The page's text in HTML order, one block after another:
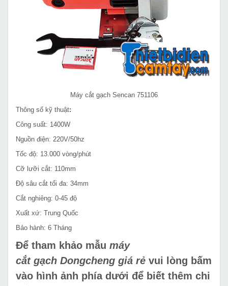
Máy cắt gạch Sencan 751106
Thông số kỹ thuật:
Công suất: 1400W
Nguồn điện: 220V/50hz
Tốc độ: 13.000 vòng/phút
Cỡ lưỡi cắt: 110mm
Độ sâu cắt tối đa: 34mm
Cắt nghiêng: 0-45 độ
Xuất xứ: Trung Quốc
Bảo hành: 6 Tháng
Để tham khảo mẫu máy
cắt gạch Dongcheng giá rẻ vui lòng bấm
vào hình ảnh phía dưới để biết thêm chi